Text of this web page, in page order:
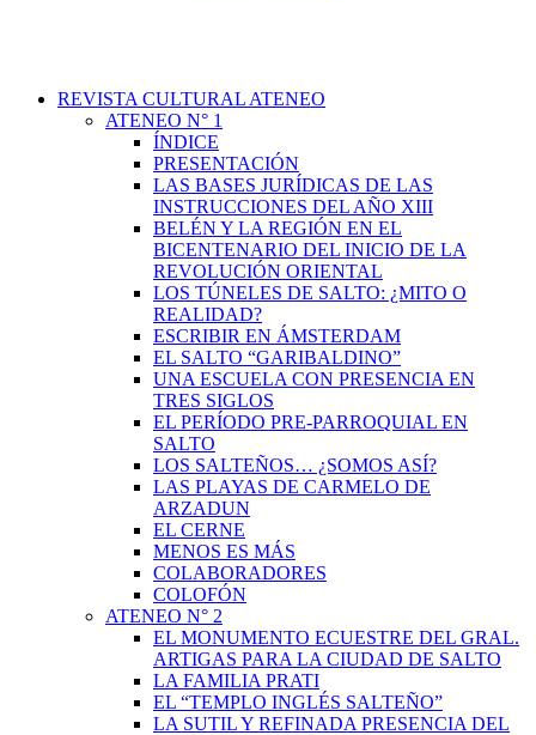
REVISTA CULTURAL ATENEO
ATENEO N° 1
ÍNDICE
PRESENTACIÓN
LAS BASES JURÍDICAS DE LAS
INSTRUCCIONES DEL AÑO XIII
BELÉN Y LA REGIÓN EN EL
BICENTENARIO DEL INICIO DE LA
REVOLUCIÓN ORIENTAL
LOS TÚNELES DE SALTO: ¿MITO O
REALIDAD?
ESCRIBIR EN ÁMSTERDAM
EL SALTO “GARIBALDINO”
UNA ESCUELA CON PRESENCIA EN
TRES SIGLOS
EL PERÍODO PRE-PARROQUIAL EN
SALTO
LOS SALTEÑOS… ¿SOMOS ASÍ?
LAS PLAYAS DE CARMELO DE
ARZADUN
EL CERNE
MENOS ES MÁS
COLABORADORES
COLOFÓN
ATENEO N° 2
EL MONUMENTO ECUESTRE DEL GRAL.
ARTIGAS PARA LA CIUDAD DE SALTO
LA FAMILIA PRATI
EL “TEMPLO INGLÉS SALTEÑO”
LA SUTIL Y REFINADA PRESENCIA DEL